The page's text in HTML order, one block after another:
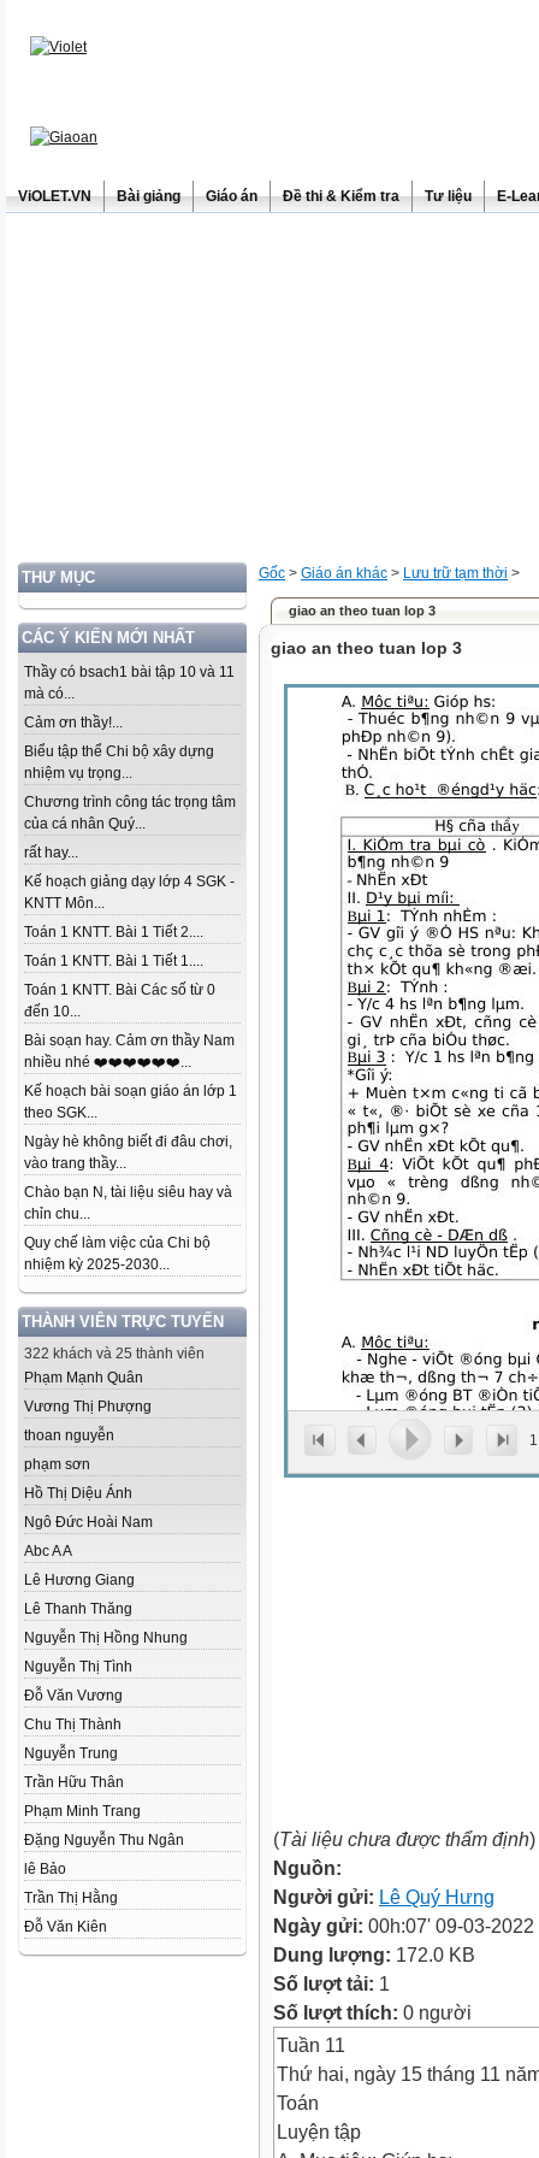
ViOLET.VN Bài giảng Giáo án Đề thi & Kiểm tra Tư liệu E-
THƯ MỤC
CÁC Ý KIẾN MỚI NHẤT
Thầy có bsach1 bài tập 10 và 11
mà có...
Cảm ơn thầy!...
Biểu tập thể Chi bộ xây dựng
nhiệm vụ trọng...
Chương trình công tác trọng tâm
của cá nhân Quý...
rất hay...
Kế hoạch giảng dạy lớp 4 SGK -
KNTT Môn...
Toán 1 KNTT. Bài 1 Tiết 2....
Toán 1 KNTT. Bài 1 Tiết 1....
Toán 1 KNTT. Bài Các số từ 0
đến 10...
Bài soạn hay. Cảm ơn thầy Nam
nhiều nhé ❤️❤️❤️❤️❤️❤️...
Kế hoạch bài soạn giáo án lớp 1
theo SGK...
Ngày hè không biết đi đâu chơi,
vào trang thầy...
Chào bạn N, tài liệu siêu hay và
chỉn chu...
Quy chế làm việc của Chi bộ
nhiệm kỳ 2025-2030...
THÀNH VIÊN TRỰC TUYẾN
322 khách và 25 thành viên
Phạm Mạnh Quân
Vương Thị Phượng
thoan nguyễn
phạm sơn
Hồ Thị Diệu Ánh
Ngô Đức Hoài Nam
Abc A A
Lê Hương Giang
Lê Thanh Thăng
Nguyễn Thị Hồng Nhung
Nguyễn Thị Tình
Đỗ Văn Vương
Chu Thị Thành
Nguyễn Trung
Trần Hữu Thân
Phạm Minh Trang
Đặng Nguyễn Thu Ngân
lê Bảo
Trần Thị Hằng
Đỗ Văn Kiên
Gốc > Giáo án khác > Lưu trữ tạm thời >
giao an theo tuan lop 3
giao an theo tuan lop 3
1
(Tài liệu chưa được thẩm định)
Nguồn:
Người gửi: Lê Quý Hưng
Ngày gửi: 00h:07' 09-03-2022
Dung lượng: 172.0 KB
Số lượt tải: 1
Số lượt thích: 0 người
Tuần 11
Thứ hai, ngày 15 tháng 11
Toán
Luyện tập